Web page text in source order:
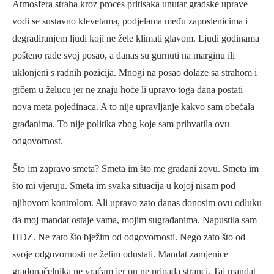
Atmosfera straha kroz proces pritisaka unutar gradske uprave
vodi se sustavno klevetama, podjelama među zaposlenicima i
degradiranjem ljudi koji ne žele klimati glavom. Ljudi godinama
pošteno rade svoj posao, a danas su gurnuti na marginu ili
uklonjeni s radnih pozicija. Mnogi na posao dolaze sa strahom i
grčem u želucu jer ne znaju hoće li upravo toga dana postati
nova meta pojedinaca. A to nije upravljanje kakvo sam obećala
građanima. To nije politika zbog koje sam prihvatila ovu
odgovornost.
Što im zapravo smeta? Smeta im što me građani zovu. Smeta im
što mi vjeruju. Smeta im svaka situacija u kojoj nisam pod
njihovom kontrolom. Ali upravo zato danas donosim ovu odluku
da moj mandat ostaje vama, mojim sugrađanima. Napustila sam
HDZ. Ne zato što bježim od odgovornosti. Nego zato što od
svoje odgovornosti ne želim odustati. Mandat zamjenice
gradonačelnika ne vraćam jer on ne pripada stranci. Taj mandat